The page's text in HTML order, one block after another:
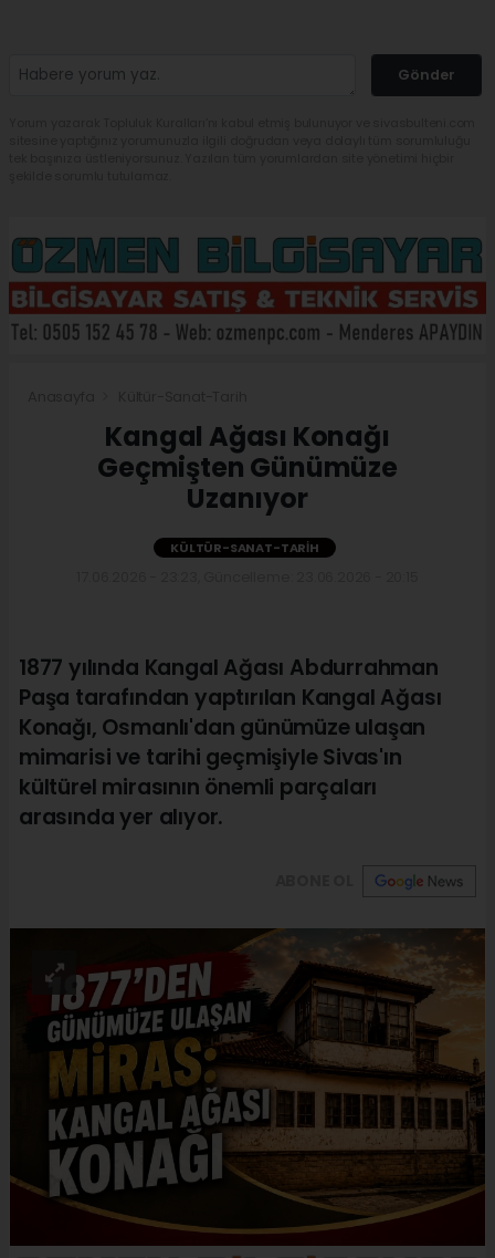
Gönder
Kangal Ağası Konağı
Geçmişten Günümüze
Uzanıyor
KÜLTÜR-SANAT-TARIH
1877 yılında Kangal Ağası Abdurrahman
Paşa tarafından yaptırılan Kangal Ağası
Konağı, Osmanlı'dan günümüze ulaşan
mimarisi ve tarihi geçmişiyle Sivas'ın
kültürel mirasının önemli parçaları
arasında yer alıyor.